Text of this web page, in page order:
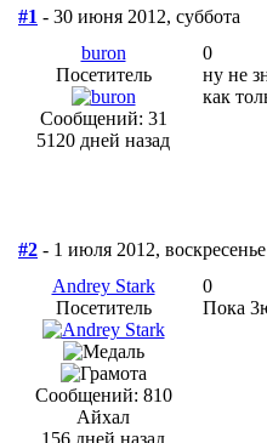
#1 - 30 июня 2012, суббота
buron
Посетитель
Сообщений: 31
5120 дней назад
0
ну не
как
#2 - 1 июля 2012, воскресенье
Andrey Stark
Посетитель
Сообщений: 810
Айхал
156 дней назад
0
Пока